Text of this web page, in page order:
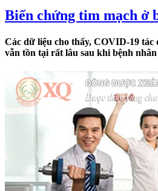
Biến chứng tim mạch ở
Các dữ liệu cho thấy, COVID-19
vẫn tồn tại rất lâu sau khi bệnh